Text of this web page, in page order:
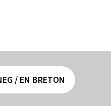
/ EN BRETON